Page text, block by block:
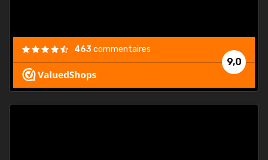
9,0
463commentaires